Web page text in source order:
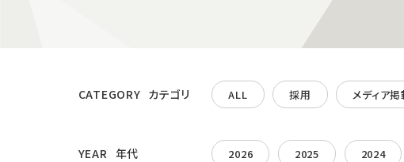
Webコンサルティング
XRコンサルテ
体験型コンテ
CATEGORY カテゴリ ALL 採用 メディア掲
YEAR 年代 2026 2025 2024